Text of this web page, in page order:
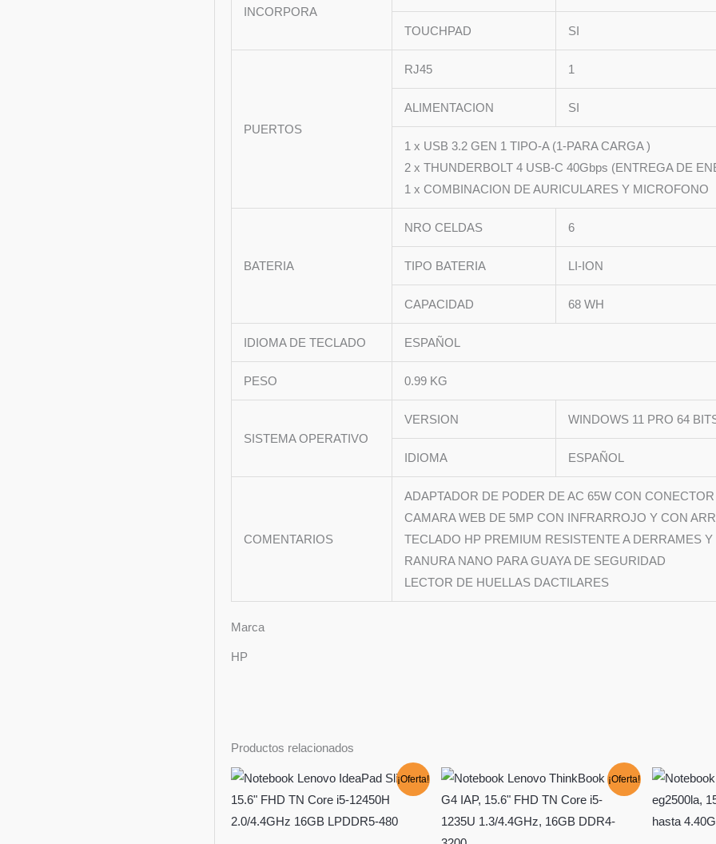
INCORPORA
TOUCHPAD SI
PUERTOS
RJ45 1
ALIMENTACION SI
1 x USB 3.2 GEN 1 TIPO-A (1-PARA CARGA )
2 x THUNDERBOLT 4 USB-C 40Gbps (ENTREGA DE
1 x COMBINACION DE AURICULARES Y MICROFONO
BATERIA
NRO CELDAS 6
TIPO BATERIA LI-ION
CAPACIDAD 68 WH
IDIOMA DE TECLADO ESPAÑOL
PESO 0.99 KG
SISTEMA OPERATIVO
VERSION WINDOWS 11 PRO 64
IDIOMA ESPAÑOL
COMENTARIOS
ADAPTADOR DE PODER DE AC 65W CON
CAMARA WEB DE 5MP CON INFRARROJO Y CON
TECLADO HP PREMIUM RESISTENTE A DERRAMES
RANURA NANO PARA GUAYA DE SEGURIDAD
LECTOR DE HUELLAS DACTILARES
Marca
HP
Productos relacionados
¡Oferta! ¡Oferta!